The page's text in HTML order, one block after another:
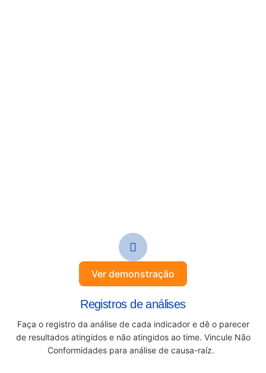
Ver demonstração
Registros de análises
Faça o registro da análise de cada indicador e dê o parecer
de resultados atingidos e não atingidos ao time. Vincule Não
Conformidades para análise de causa-raíz.